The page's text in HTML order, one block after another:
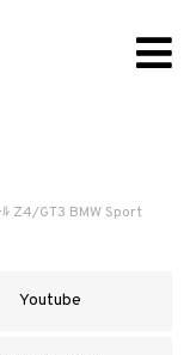
ﾙ Z4/GT3 BMW Sport
Youtube